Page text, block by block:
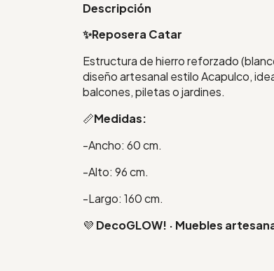
Descripción
✨Reposera Catar
Estructura de hierro reforzado
diseño artesanal estilo Acapulco,
balcones, piletas o jardines.
📏Medidas:
-Ancho: 60 cm.
-Alto: 96 cm.
-Largo: 160 cm.
💜 DecoGLOW! · Muebles